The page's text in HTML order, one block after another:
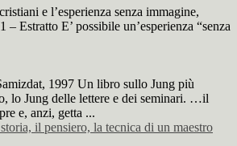
e l’esperienza senza immagine,
– Estratto E’ possibile un’esperienza “senza
1997 Un libro sullo Jung più
lo Jung delle lettere e dei seminari. …il
e, anzi, getta ...
il pensiero, la tecnica di un maestro